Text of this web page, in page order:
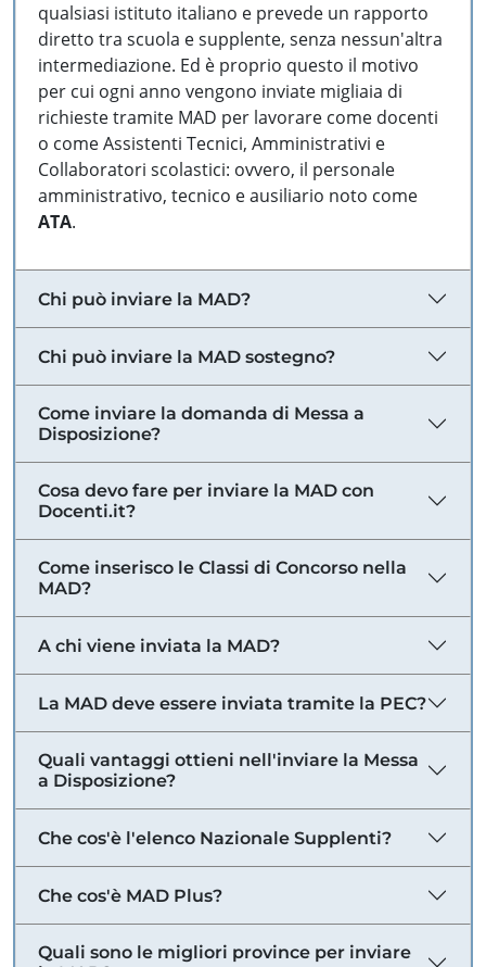
qualsiasi istituto italiano e prevede un rapporto
diretto tra scuola e supplente, senza nessun'altra
intermediazione. Ed è proprio questo il motivo
per cui ogni anno vengono inviate migliaia di
richieste tramite MAD per lavorare come docenti
o come Assistenti Tecnici, Amministrativi e
Collaboratori scolastici: ovvero, il personale
amministrativo, tecnico e ausiliario noto come
ATA.
Chi può inviare la MAD?
Chi può inviare la MAD sostegno?
Come inviare la domanda di Messa a
Disposizione?
Cosa devo fare per inviare la MAD con
Docenti.it?
Come inserisco le Classi di Concorso nella
MAD?
A chi viene inviata la MAD?
La MAD deve essere inviata tramite la PEC?
Quali vantaggi ottieni nell'inviare la Messa
a Disposizione?
Che cos'è l'elenco Nazionale Supplenti?
Che cos'è MAD Plus?
Quali sono le migliori province per inviare